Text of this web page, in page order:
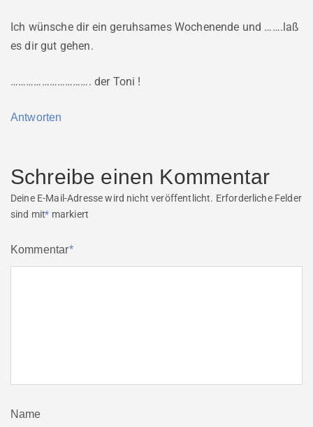
Ich wünsche dir ein geruhsames Wochenende und …….laß
es dir gut gehen.
…………………………. der Toni !
Antworten
Schreibe einen Kommentar
Deine E-Mail-Adresse wird nicht veröffentlicht. Erforderliche Felder
sind mit* markiert
Kommentar*
Name